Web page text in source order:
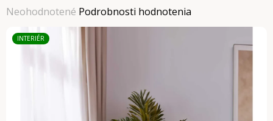
Priemerné
produktu
Neohodnotené Podrobnosti hodnotenia
INTERIÉR